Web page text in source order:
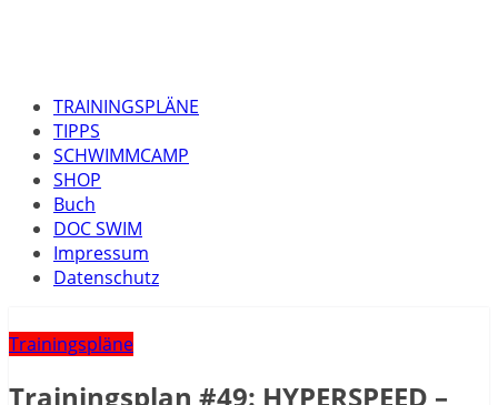
TRAININGSPLÄNE
TIPPS
SCHWIMMCAMP
SHOP
Buch
DOC SWIM
Impressum
Datenschutz
Trainingspläne
Trainingsplan #49: HYPERSPEED –